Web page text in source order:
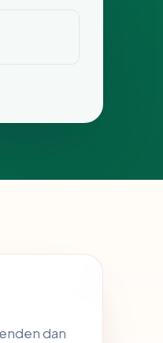
dan